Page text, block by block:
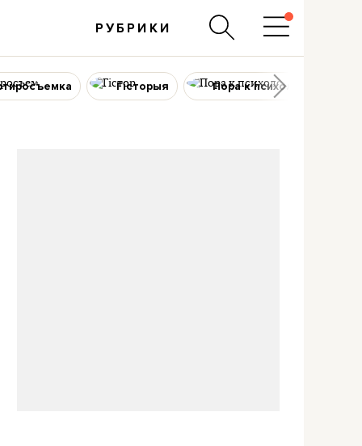
РУБРИКИ
Гісторыя Пора к психологу